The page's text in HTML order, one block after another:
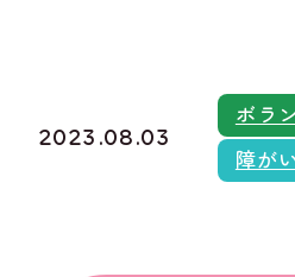
2023.08.03
ボラ
障が